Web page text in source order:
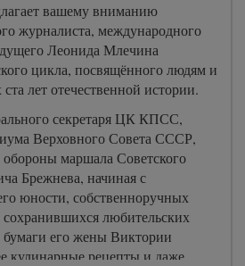
вашему вниманию
журналиста, международного
Леонида Млечина
цикла, посвящённого людям и
лет отечественной истории.
секретаря ЦК КПСС,
Верховного Совета СССР,
обороны маршала Советского
Брежнева, начиная с
юности, собственноручных
сохранившихся любительских
его жены Виктории
кулинарные рецепты и даже